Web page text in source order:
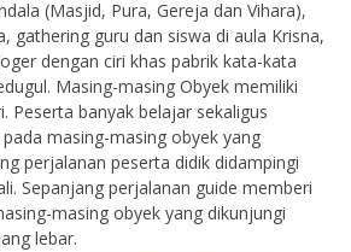
(Masjid, Pura, Gereja dan Vihara),
gathering guru dan siswa di aula Krisna,
dengan ciri khas pabrik kata-kata
Masing-masing Obyek memiliki
Peserta banyak belajar sekaligus
masing-masing obyek yang
perjalanan peserta didik didampingi
Sepanjang perjalanan guide memberi
masing obyek yang dikunjungi
lebar.